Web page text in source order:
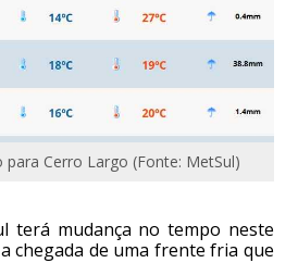
Cerro Largo (Fonte: MetSul)
terá mudança no tempo neste
chegada de uma frente fria que